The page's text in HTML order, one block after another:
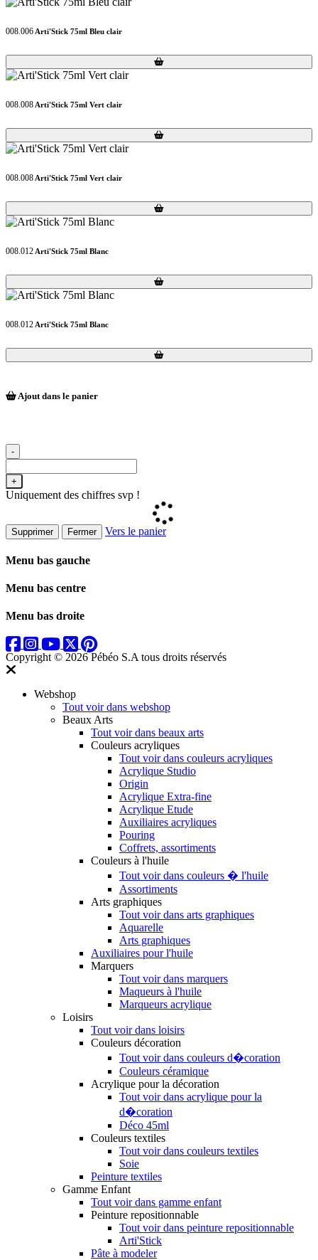
008.006Arti'Stick 75ml Bleu clair
Loading...
Loading...
008.008 Arti'Stick 75ml Vert clair
Loading...
Loading...
008.008 Arti'Stick 75ml Vert clair
Loading...
Loading...
008.012 Arti'Stick 75ml Blanc
Loading...
Loading...
008.012 Arti'Stick 75ml Blanc
Loading...
Loading...
Ajout dans le panier
-
+
Uniquement des chiffres svp !
Supprimer Fermer Vers le panier
Menu bas gauche
Menu bas centre
Menu bas droite
Copyright © 2026 Pébéo S.A tous droits réservés
Webshop
Tout voir dans webshop
Beaux Arts
Tout voir dans beaux arts
Couleurs acryliques
Tout voir dans couleurs acryliques
Acrylique Studio
Origin
Acrylique Extra-fine
Acrylique Etude
Auxiliaires acryliques
Pouring
Coffrets, assortiments
Couleurs à l'huile
Tout voir dans couleurs � l'huile
Assortiments
Arts graphiques
Tout voir dans arts graphiques
Aquarelle
Arts graphiques
Auxiliaires pour l'huile
Marquers
Tout voir dans marquers
Maqueurs à l'huile
Marqueurs acrylique
Loisirs
Tout voir dans loisirs
Couleurs décoration
Tout voir dans couleurs d�coration
Couleurs céramique
Acrylique pour la décoration
Tout voir dans acrylique pour la
d�coration
Déco 45ml
Couleurs textiles
Tout voir dans couleurs textiles
Soie
Peinture textiles
Gamme Enfant
Tout voir dans gamme enfant
Peinture repositionnable
Tout voir dans peinture repositionnable
Arti'Stick
Pâte à modeler